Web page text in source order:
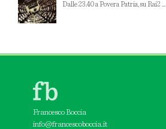
Dalle 23.40 a Povera Patria, su Rai2 ...
Francesco Boccia
info@francescoboccia.it